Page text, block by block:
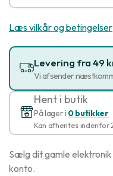
Læs vilkår og betingelser
Levering fra 49
Vi afsender
Hent i butik
På lager i 0 butikker
Kan afhentes indenfor
Sælg dit gamle
konto.